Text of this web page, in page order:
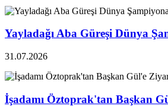
Yayladağı Aba Güreşi Dünya
31.07.2026
İşadamı Öztoprak'tan Başkan